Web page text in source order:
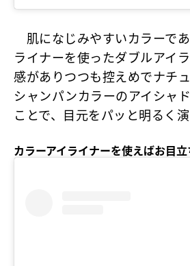
肌になじみやすいカラーで
ライナーを使ったダブルアイ
感がありつつも控えめでナチ
シャンパンカラーのアイシャ
ことで、目元をパッと明るく演
カラーアイライナーを使えばお目